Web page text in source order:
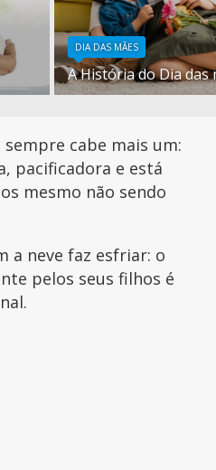
DIA DAS MÃES
A História do Dia das
sempre cabe mais um:
pacificadora e está
mesmo não sendo
a neve faz esfriar: o
pelos seus filhos é